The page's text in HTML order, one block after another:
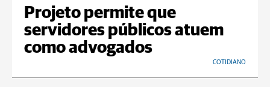
Projeto permite que
servidores públicos atuem
como advogados
COTIDIANO